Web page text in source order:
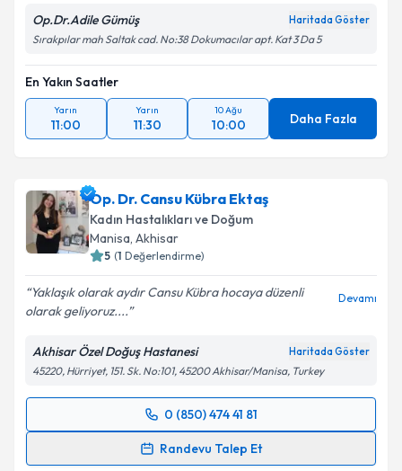
Op.Dr.Adile Gümüş Haritada Göster
Sırakpılar mah Saltak cad. No:38 Dokumacılar apt. Kat 3 Da 5
En Yakın Saatler
Yarın
11:00
Yarın
11:30
10 Ağu
10:00 Daha Fazla
Op. Dr. Cansu Kübra Ektaş
Kadın Hastalıkları ve Doğum
Manisa, Akhisar
5 (1 Değerlendirme)
Yaklaşık olarak aydır Cansu Kübra hocaya düzenli
olarak geliyoruz....
Devamı
Akhisar Özel Doğuş Hastanesi Haritada Göster
45220, Hürriyet, 151. Sk. No:101, 45200 Akhisar/Manisa, Turkey
0 (850) 474 41 81
Randevu Talep Et
Randevu Takvimi Talebi